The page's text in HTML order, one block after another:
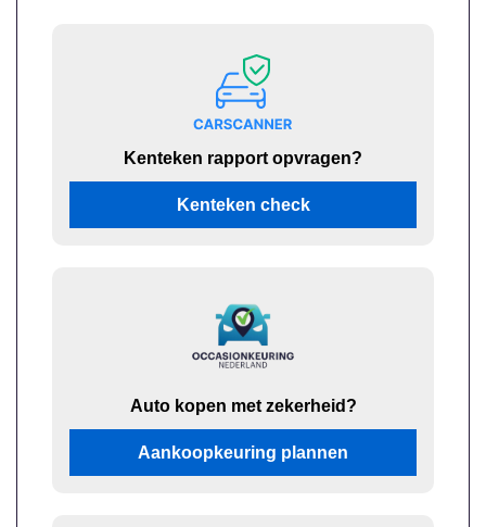
Kenteken rapport opvragen?
Kenteken check
Auto kopen met zekerheid?
Aankoopkeuring plannen